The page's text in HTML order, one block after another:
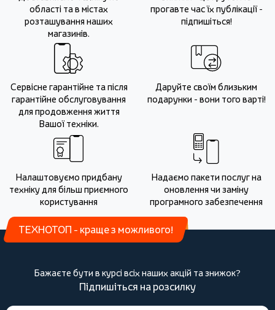
області та в містах
розташування наших
магазинів.
прогавте час їх публікації -
підпишіться!
Сервісне гарантійне та після
гарантійне обслуговування
для продовження життя
Вашої техніки.
Даруйте своїм близьким
подарунки - вони того варті!
Налаштовуємо придбану
техніку для більш приємного
користування
Надаємо пакети послуг на
оновлення чи заміну
програмного забезпечення
ТЕХНОТОП - краще з можливого!
Бажаєте бути в курсі всіх наших акцій та знижок?
Підпишіться на розсилку